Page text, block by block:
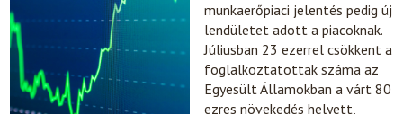
munkaerőpiaci jelentés pedig új
lendületet adott a piacoknak.
Júliusban 23 ezerrel csökkent a
foglalkoztatottak száma az
Egyesült Államokban a várt 80
ezres növekedés helyett,